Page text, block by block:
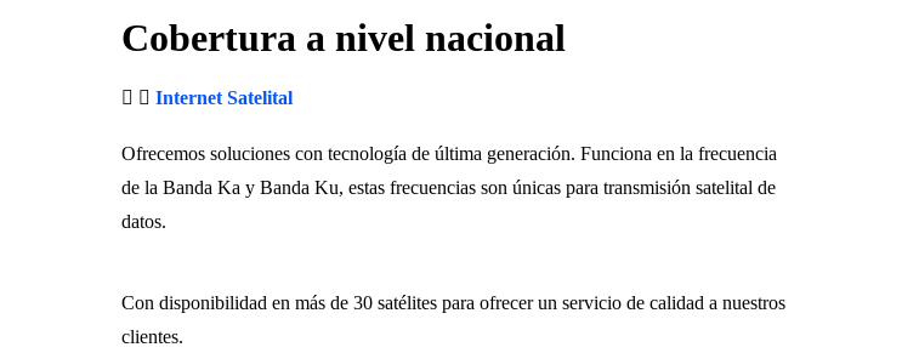
Cobertura a nivel nacional
Internet Satelital
Ofrecemos soluciones con tecnología de última generación. Funciona en la frecuencia
de la Banda Ka y Banda Ku, estas frecuencias son únicas para transmisión satelital de
datos.
Con disponibilidad en más de 30 satélites para ofrecer un servicio de calidad a nuestros
clientes.